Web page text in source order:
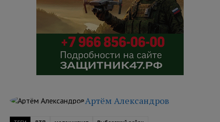
Артём Александров